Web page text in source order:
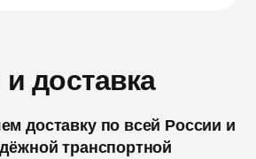
и доставка
доставку по всей России и
транспортной